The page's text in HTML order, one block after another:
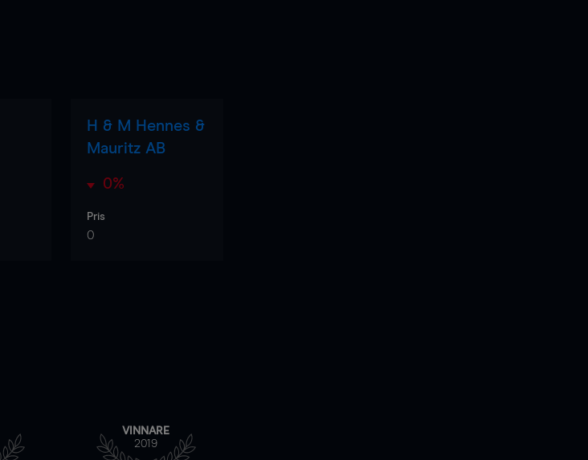
H & M Hennes &
Mauritz AB
0%
Pris
0
VINNARE
2019